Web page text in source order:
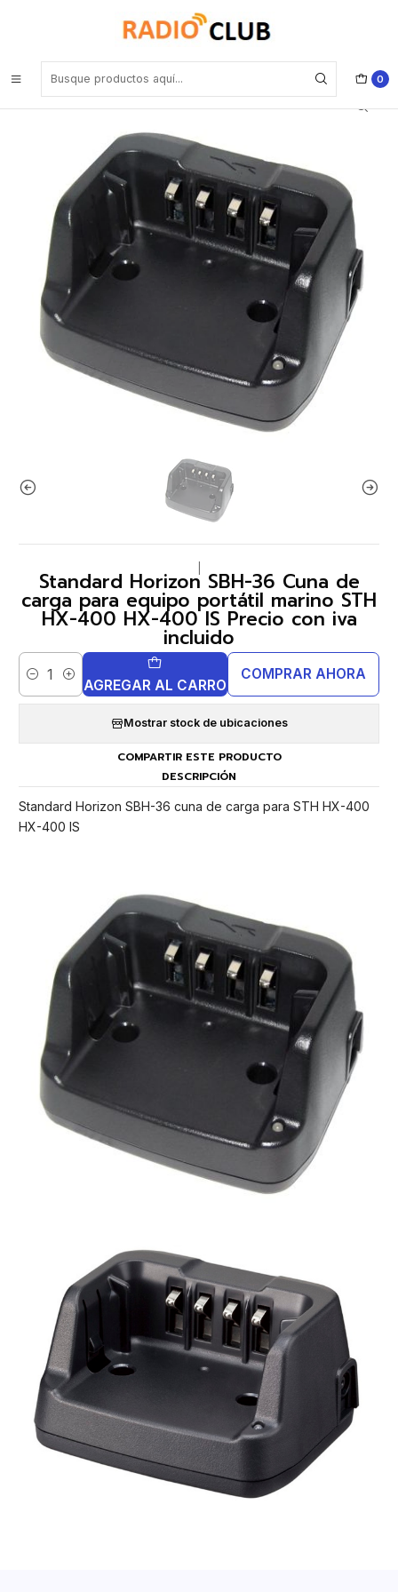
0
Standard Horizon SBH-36 Cuna de carga para equipo portátil marino
STH HX-400 HX-400 IS Precio con iva incluido
Standard Horizon SBH-36 Cuna de
carga para equipo portátil marino STH
HX-400 HX-400 IS Precio con iva
incluido
Cantidad AGREGAR AL CARRO
COMPRAR AHORA
Mostrar stock de ubicaciones
COMPARTIR ESTE PRODUCTO
DESCRIPCIÓN
Standard Horizon SBH-36 cuna de carga para STH HX-400
HX-400 IS